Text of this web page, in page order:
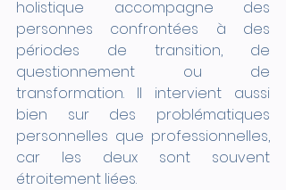
holistique accompagne des
personnes confrontées à des
périodes de transition, de
questionnement ou de
transformation. Il intervient aussi
bien sur des problématiques
personnelles que professionnelles,
car les deux sont souvent
étroitement liées.